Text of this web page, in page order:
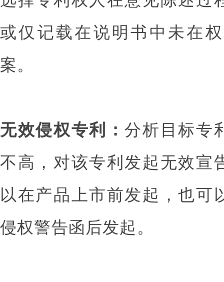
或仅记载在说明书中未在
案。
无效侵权专利：分析目标专
不高，对该专利发起无效宣
以在产品上市前发起，也可
侵权警告函后发起。